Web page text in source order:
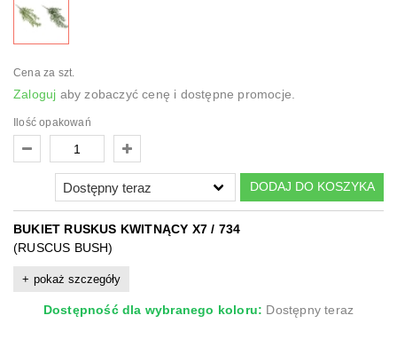
Cena za szt.
Zaloguj aby zobaczyć cenę i dostępne promocje.
Ilość opakowań
DODAJ DO KOSZYKA
BUKIET RUSKUS KWITNĄCY X7 / 734
(RUSCUS BUSH)
pokaż szczegóły
Dostępność dla wybranego koloru: Dostępny teraz